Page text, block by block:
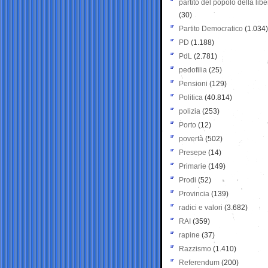
partito del popolo della
(30)
Partito Democratico (1.034)
PD (1.188)
PdL (2.781)
pedofilia (25)
Pensioni (129)
Politica (40.814)
polizia (253)
Porto (12)
povertà (502)
Presepe (14)
Primarie (149)
Prodi (52)
Provincia (139)
radici e valori (3.682)
RAI (359)
rapine (37)
Razzismo (1.410)
Referendum (200)